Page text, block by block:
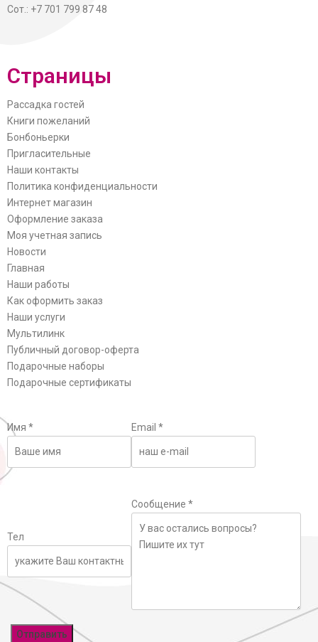
Сот.: +7 701 799 87 48
Страницы
Рассадка гостей
Книги пожеланий
Бонбоньерки
Пригласительные
Наши контакты
Политика конфиденциальности
Интернет магазин
Оформление заказа
Моя учетная запись
Новости
Главная
Наши работы
Как оформить заказ
Наши услуги
Мультилинк
Публичный договор-оферта
Подарочные наборы
Подарочные сертификаты
Имя * Email *
Тел
Сообщение *
Отправить